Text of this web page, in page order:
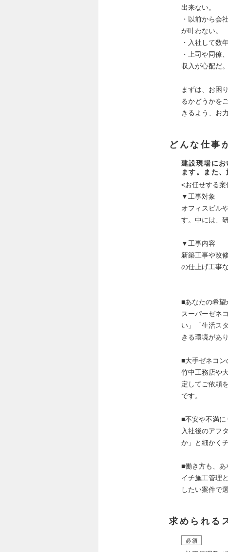
出来ない。
・以前から会
が叶わない。
・入社して数
・上司や同僚
収入が心配だ。
まずは、お困
るかどうかを
きるよう、お
どんな仕事
建設現場に
ます。また
<お任せする案
▼工事対象
オフィスビル
す。中には、
▼工事内容
新築工事や改
の仕上げ工事
■あなたの希望
スーパーゼネ
い」「生活ス
きる環境があ
■大手ゼネコン
竹中工務店や
定してご依頼
です。
■不安や不満に
入社後のアフ
か」と細かく
■働き方も、あ
イチ施工管理
したい案件で
求められる
必須